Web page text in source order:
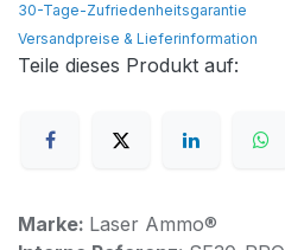
30-Tage-Zufriedenheitsgarantie
Versandpreise & Lieferinformation
Teile dieses Produkt auf:
Marke: Laser Ammo®